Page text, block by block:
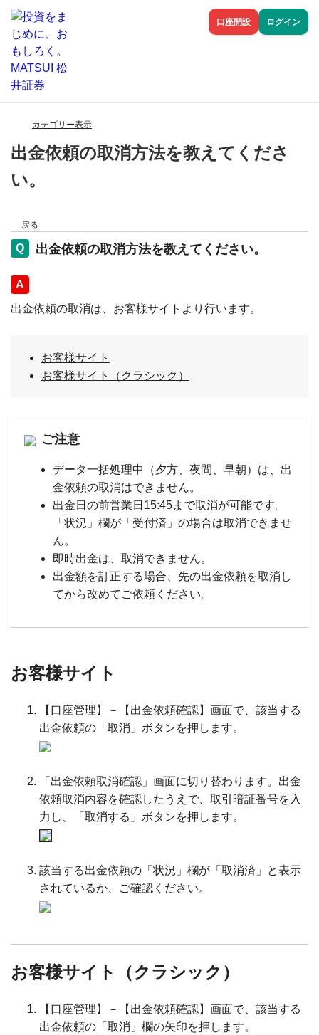
口座開設 ログイン
カテゴリー表示
出金依頼の取消方法を教えてくださ
い。
戻る
出金依頼の取消方法を教えてください。
回答
出金依頼の取消は、お客様サイトより行います。
お客様サイト
お客様サイト（クラシック）
ご注意
データ一括処理中（夕方、夜間、早朝）は、出
金依頼の取消はできません。
出金日の前営業日15:45まで取消が可能です。
「状況」欄が「受付済」の場合は取消できませ
ん。
即時出金は、取消できません。
出金額を訂正する場合、先の出金依頼を取消し
てから改めてご依頼ください。
お客様サイト
【口座管理】－【出金依頼確認】画面で、該当する
出金依頼の「取消」ボタンを押します。
「出金依頼取消確認」画面に切り替わります。出金
依頼取消内容を確認したうえで、取引暗証番号を入
力し、「取消する」ボタンを押します。
該当する出金依頼の「状況」欄が「取消済」と表示
されているか、ご確認ください。
お客様サイト（クラシック）
【口座管理】－【出金依頼確認】画面で、該当する
出金依頼の「取消」欄の矢印を押します。